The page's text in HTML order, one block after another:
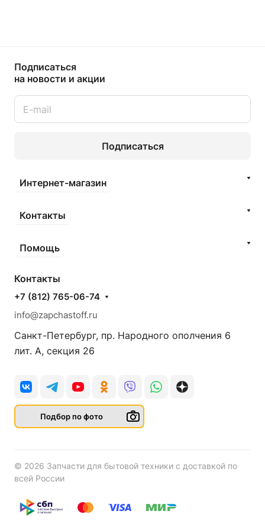
Подписаться
на новости и акции
Подписаться
Интернет-магазин
Контакты
Помощь
Контакты
+7 (812) 765-06-74
info@zapchastoff.ru
Санкт-Петербург, пр. Народного ополчения 6
лит. А, секция 26
Подбор по фото
© 2026 Запчасти для бытовой техники с доставкой по
всей России